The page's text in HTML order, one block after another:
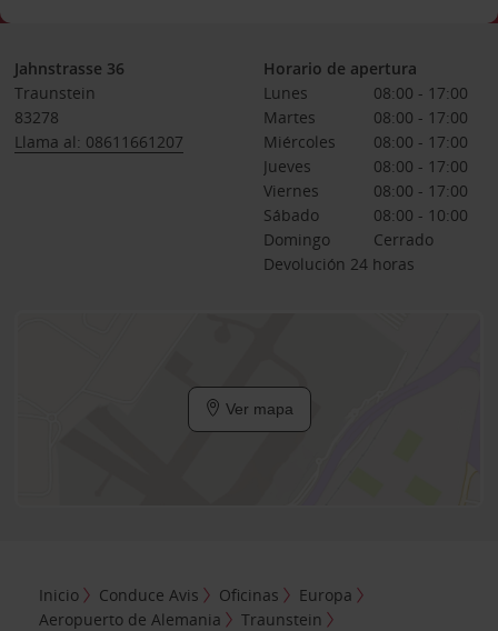
Jahnstrasse 36
Traunstein
83278
Llama al: 08611661207
Horario de apertura
Lunes
08:00 - 17:00
Martes
08:00 - 17:00
Miércoles
08:00 - 17:00
Jueves
08:00 - 17:00
Viernes
08:00 - 17:00
Sábado
08:00 - 10:00
Domingo
Cerrado
Devolución 24 horas
Ver mapa
Inicio Conduce Avis Oficinas
Europa
Aeropuerto de Alemania
Traunstein